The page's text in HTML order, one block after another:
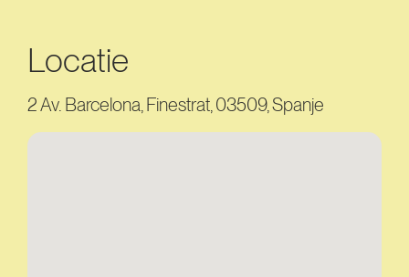
Locatie
2 Av. Barcelona, Finestrat, 03509, Spanje